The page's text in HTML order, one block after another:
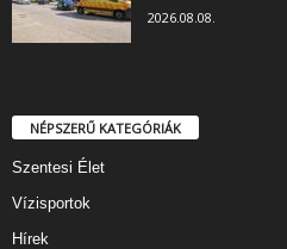
2026.08.08.
NÉPSZERŰ KATEGÓRIÁK
Szentesi Élet
Vízisportok
Hírek